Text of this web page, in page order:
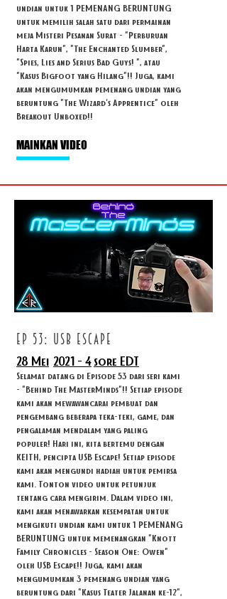
undian untuk 1 PEMENANG BERUNTUNG
untuk memilih salah satu dari permainan
meja Misteri Pesanan Surat - "Perburuan
Harta Karun", "The Enchanted Slumber",
"Spies, Lies and Serius Bad Guys! ", atau
"Kasus Bigfoot yang Hilang"!! Juga, kami
akan mengumumkan pemenang undian yang
beruntung "The Wizard's Apprentice" oleh
Breakout Unboxed!!
MAINKAN VIDEO
ep 53: USB ESCAPE
28 Mei 2021 - 4 sore EDT
Selamat datang di Episode 53 dari seri kami
- "Behind The MasterMinds"!! Setiap episode
kami akan mewawancarai pembuat dan
pengembang beberapa teka-teki, game, dan
pengalaman mendalam yang paling
populer! Hari ini, kita bertemu dengan
KEITH, pencipta USB Escape! Setiap episode
kami akan mengundi hadiah untuk pemirsa
kami. Tonton video untuk petunjuk
tentang cara mengirim. Dalam video ini,
kami akan menawarkan kesempatan untuk
mengikuti undian kami untuk 1 PEMENANG
BERUNTUNG untuk memenangkan "Knott
Family Chronicles - Season One: Owen"
oleh USB Escape!! Juga, kami akan
mengumumkan 3 pemenang undian yang
beruntung dari "Kasus Teater Jalanan ke-12",